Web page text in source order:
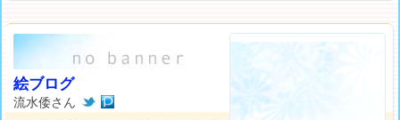
絵ブログ
流水倭さん